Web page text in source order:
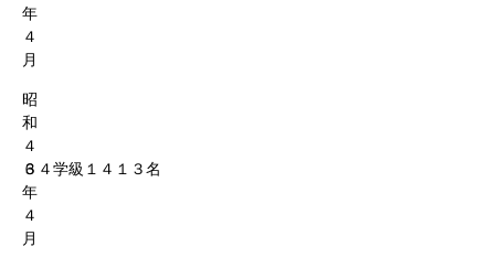
年
４
月
昭
和
４
６
年
４
月
３４学級１４１３名